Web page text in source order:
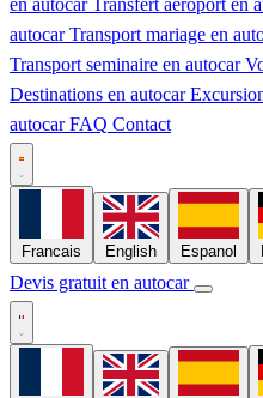
en autocar Transfert aeroport en
autocar Transport mariage en
Transport seminaire en autocar
Destinations en autocar
autocar FAQ Contact
Francais English Espanol
Devis gratuit en autocar